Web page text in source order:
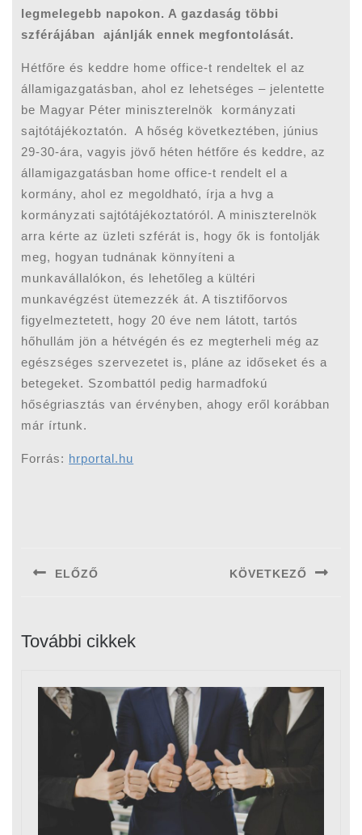
legmelegebb napokon. A gazdaság többi
szférájában ajánlják ennek megfontolását.
Hétfőre és keddre home office-t rendeltek el az
államigazgatásban, ahol ez lehetséges – jelentette
be Magyar Péter miniszterelnök kormányzati
sajtótájékoztatón. A hőség következtében, június
29-30-ára, vagyis jövő héten hétfőre és keddre, az
államigazgatásban home office-t rendelt el a
kormány, ahol ez megoldható, írja a hvg a
kormányzati sajtótájékoztatóról. A miniszterelnök
arra kérte az üzleti szférát is, hogy ők is fontolják
meg, hogyan tudnának könnyíteni a
munkavállalókon, és lehetőleg a kültéri
munkavégzést ütemezzék át. A tisztifőorvos
figyelmeztetett, hogy 20 éve nem látott, tartós
hőhullám jön a hétvégén és ez megterheli még az
egészséges szervezetet is, pláne az időseket és a
betegeket. Szombattól pedig harmadfokú
hőségriasztás van érvényben, ahogy eről korábban
már írtunk.
Forrás: hrportal.hu
ELŐZŐ KÖVETKEZŐ
További cikkek